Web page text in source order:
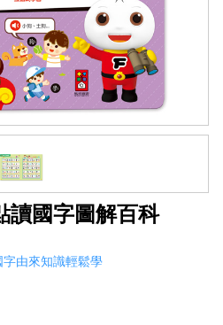
讀國字圖解百科
由來知識輕鬆學